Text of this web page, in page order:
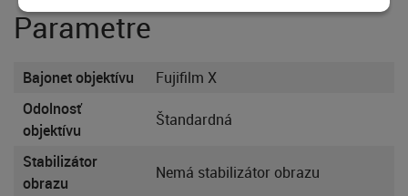
Parametre
Bajonet objektívu
Fujifilm X
Odolnosť
objektívu
Štandardná
Stabilizátor
obrazu
Nemá stabilizátor obrazu